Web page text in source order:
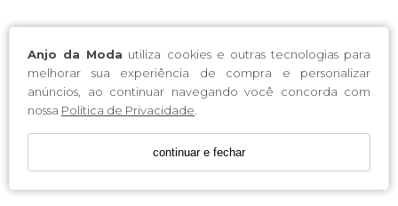
Anjo da Moda utiliza cookies e outras tecnologias para
melhorar sua experiência de compra e personalizar
anúncios, ao continuar navegando você concorda com
nossa Política de Privacidade
continuar e fechar